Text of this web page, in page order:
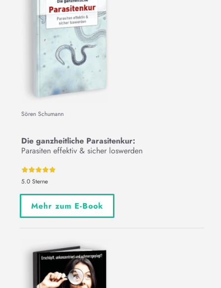
Sören Schumann
Die ganzheitliche Parasitenkur:
Parasiten effektiv & sicher loswerden
5.0 Sterne
Mehr zum E-Book